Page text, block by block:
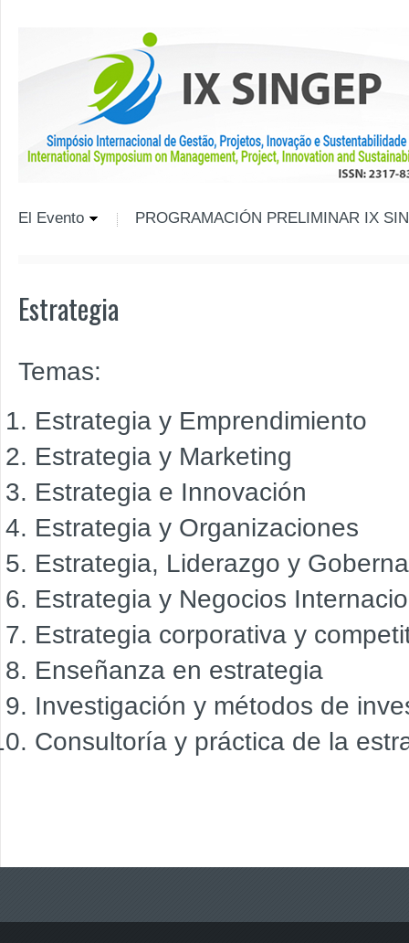
El Evento PROGRAMACIÓN PRELIMINAR IX
Estrategia
Temas:
Estrategia y Emprendimiento
Estrategia y Marketing
Estrategia e Innovación
Estrategia y Organizaciones
Estrategia, Liderazgo y
Estrategia y Negocios
Estrategia corporativa y
Enseñanza en estrategia
Investigación y métodos de
Consultoría y práctica de la